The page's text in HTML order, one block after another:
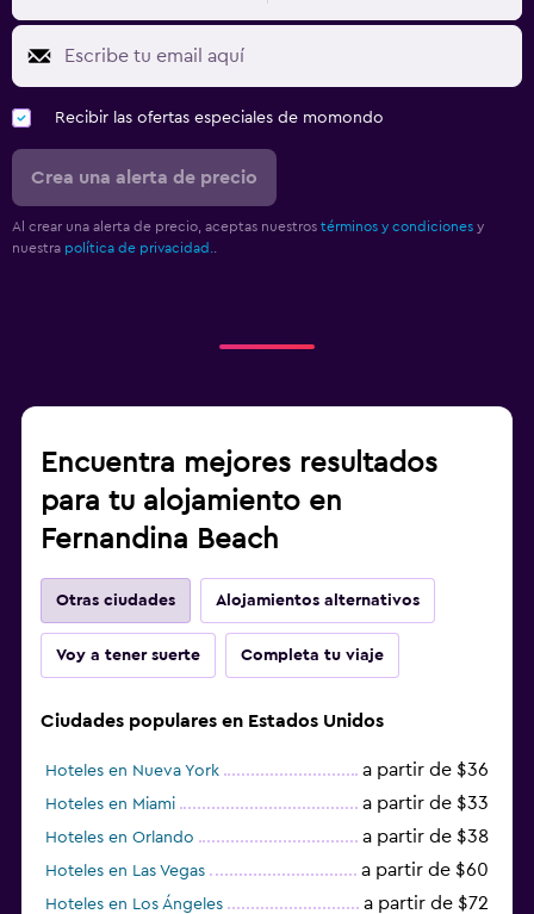
Recibir las ofertas especiales de momondo
Crea una alerta de precio
Al crear una alerta de precio, aceptas nuestros términos y condiciones y
nuestra política de privacidad.
Encuentra mejores resultados
para tu alojamiento en
Fernandina Beach
Otras ciudades Alojamientos alternativos
Voy a tener suerte Completa tu viaje
Ciudades populares en Estados Unidos
Hoteles en Nueva York a partir de $36
Hoteles en Miami a partir de $33
Hoteles en Orlando a partir de $38
Hoteles en Las Vegas a partir de $60
Hoteles en Los Ángeles a partir de $72